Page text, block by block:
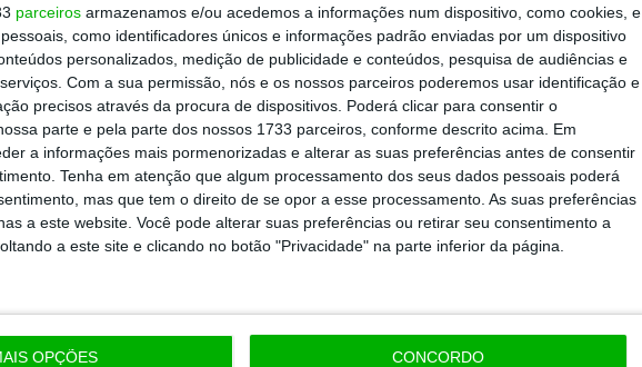
parceiros armazenamos e/ou acedemos a informações num dispositivo, como cookies, e
como identificadores únicos e informações padrão enviadas por um dispositivo
personalizados, medição de publicidade e conteúdos, pesquisa de audiências e
Com a sua permissão, nós e os nossos parceiros poderemos usar identificação e
precisos através da procura de dispositivos. Poderá clicar para consentir o
parte e pela parte dos nossos 1733 parceiros, conforme descrito acima. Em
a informações mais pormenorizadas e alterar as suas preferências antes de consentir
Tenha em atenção que algum processamento dos seus dados pessoais poderá
mas que tem o direito de se opor a esse processamento. As suas preferências
a este website. Você pode alterar suas preferências ou retirar seu consentimento a
a este site e clicando no botão "Privacidade" na parte inferior da página.
OPÇÕES CONCORDO
assim,libertar os funcionários da
já é visto com “muita preocupação”pela
média dos funcionários da administração
anos nesta matéria”, constatou
mesma audição da COFAP, no Parlamento.
anterior foi iniciada uma trajetória de
considera que se deve continuar